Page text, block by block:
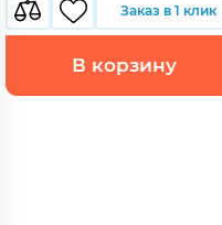
Заказ в 1 клик
В корзину